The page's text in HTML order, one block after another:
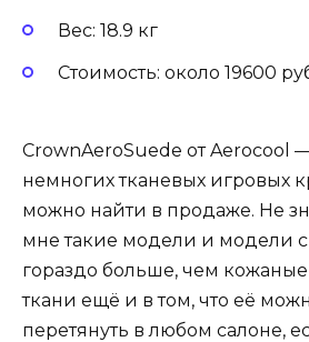
Вес: 18.9 кг
Стоимость: около 19600
CrownAeroSuede от Aerocool
немногих тканевых игровых
можно найти в продаже. Не
мне такие модели и модели с
гораздо больше, чем кожаные
ткани ещё и в том, что её
перетянуть в любом салоне,